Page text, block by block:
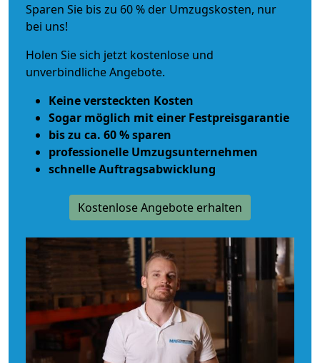
Sparen Sie bis zu 60 % der Umzugskosten, nur
bei uns!
Holen Sie sich jetzt kostenlose und
unverbindliche Angebote.
Keine versteckten Kosten
Sogar möglich mit einer Festpreisgarantie
bis zu ca. 60 % sparen
professionelle Umzugsunternehmen
schnelle Auftragsabwicklung
Kostenlose Angebote erhalten